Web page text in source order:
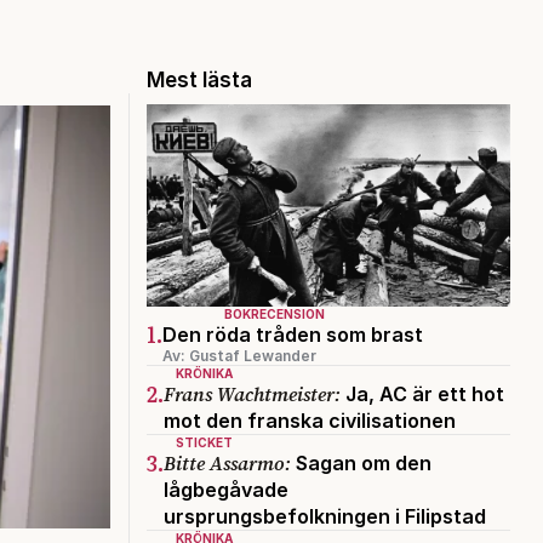
Mest lästa
BOKRECENSION
1.Den röda tråden som brast
Av: Gustaf Lewander
KRÖNIKA
2.Frans Wachtmeister: Ja, AC är ett hot
mot den franska civilisationen
STICKET
3.Bitte Assarmo: Sagan om den
lågbegåvade
ursprungsbefolkningen i Filipstad
KRÖNIKA